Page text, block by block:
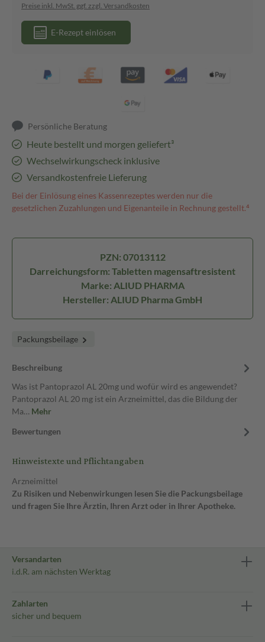
Preise inkl. MwSt. ggf. zzgl. Versandkosten
E-Rezept einlösen
Persönliche Beratung
Heute bestellt und morgen geliefert³
Wechselwirkungscheck inklusive
Versandkostenfreie Lieferung
Bei der Einlösung eines Kassenrezeptes werden nur die
gesetzlichen Zuzahlungen und Eigenanteile in Rechnung gestellt.⁴
PZN: 07013112
Darreichungsform: Tabletten magensaftresistent
Marke: ALIUD PHARMA
Hersteller: ALIUD Pharma GmbH
Packungsbeilage
Beschreibung
Was ist Pantoprazol AL 20mg und wofür wird es angewendet?
Pantoprazol AL 20 mg ist ein Arzneimittel, das die Bildung der
Ma… Mehr
Bewertungen
Hinweistexte und Pflichtangaben
Arzneimittel
Zu Risiken und Nebenwirkungen lesen Sie die Packungsbeilage
und fragen Sie Ihre Ärztin, Ihren Arzt oder in Ihrer Apotheke.
Versandarten
i.d.R. am nächsten Werktag
Zahlarten
sicher und bequem